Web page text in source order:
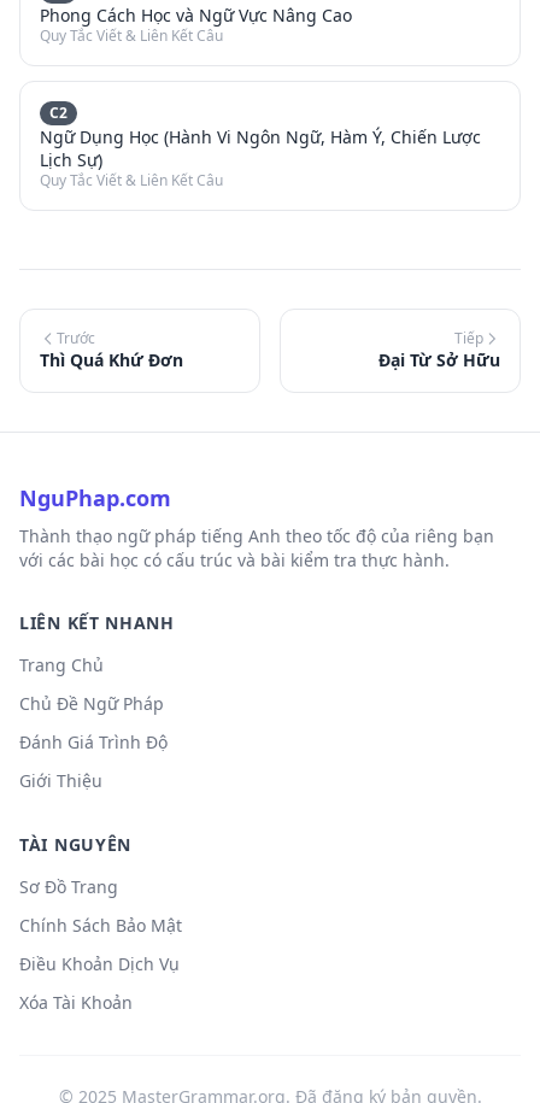
Phong Cách Học và Ngữ Vực Nâng Cao
Quy Tắc Viết & Liên Kết Câu
C2
Ngữ Dụng Học (Hành Vi Ngôn Ngữ, Hàm Ý, Chiến Lược
Lịch Sự)
Quy Tắc Viết & Liên Kết Câu
Trước
Thì Quá Khứ Đơn
Tiếp
Đại Từ Sở Hữu
NguPhap.com
Thành thạo ngữ pháp tiếng Anh theo tốc độ của riêng bạn
với các bài học có cấu trúc và bài kiểm tra thực hành.
LIÊN KẾT NHANH
Trang Chủ
Chủ Đề Ngữ Pháp
Đánh Giá Trình Độ
Giới Thiệu
TÀI NGUYÊN
Sơ Đồ Trang
Chính Sách Bảo Mật
Điều Khoản Dịch Vụ
Xóa Tài Khoản
© 2025 MasterGrammar.org. Đã đăng ký bản quyền.